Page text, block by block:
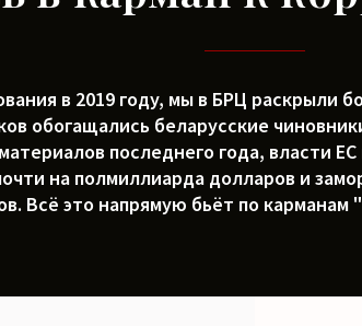
в 2019 году, мы в БРЦ раскрыли
обогащались беларусские
последнего года, власти
на полмиллиарда долларов и
Всё это напрямую бьёт по